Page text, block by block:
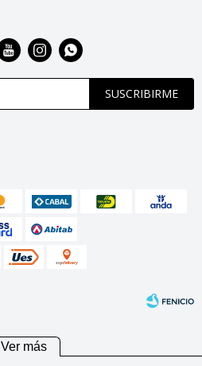
SUSCRIBIRME
  
Ver más